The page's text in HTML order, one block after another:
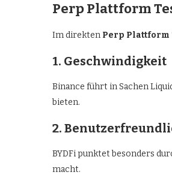
Perp Plattform
Im direkten Perp Plattform
1. Geschwindigkeit
Binance führt in Sachen
bieten.
2.
BYDFi punktet besonders
macht.